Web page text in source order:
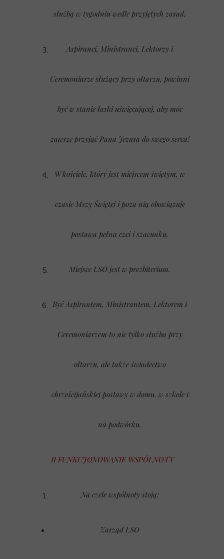
służbą w tygodniu wedle przyjętych zasad.
Aspiranci, Ministranci, Lektorzy i
Ceremoniarze służący przy ołtarzu, powinni
być w stanie łaski uświęcającej, aby móc
zawsze przyjąć Pana Jezusa do swego serca!
W kościele, który jest miejscem świętym, w
czasie Mszy Świętej i poza nią obowiązuje
postawa pełna czci i szacunku.
Miejsce LSO jest w prezbiterium.
Być Aspirantem, Ministrantem, Lektorem i
Ceremoniarzem to nie tylko służba przy
ołtarzu, ale także świadectwo
chrześcijańskiej postawy w domu, w szkole i
na podwórku.
II FUNKCJONOWANIE WSPÓLNOTY
Na czele wspólnoty stoją:
Zarząd LSO